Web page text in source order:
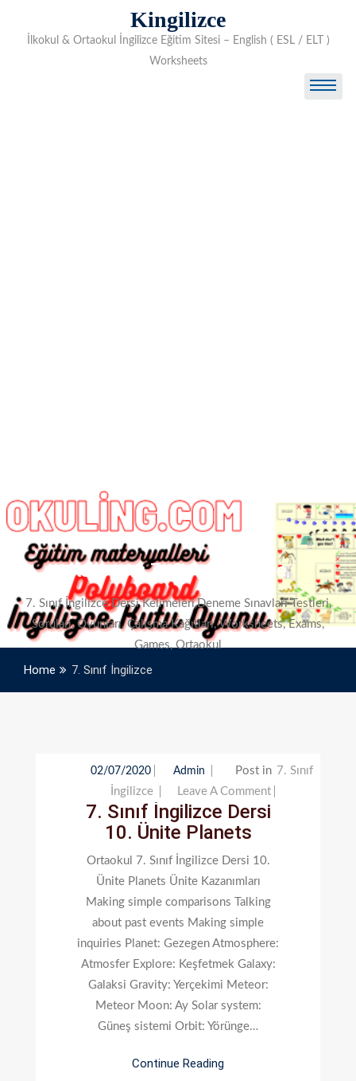
content
Kingilizce
İlkokul & Ortaokul İngilizce Eğitim Sitesi – English ( ESL / ELT )
Worksheets
Kategori:7. Sınıf İngilizce
7. Sınıf İngilizce Dersi Kelimeleri,Deneme Sınavları Testleri,
Soruları, Oyunları, Çalışma Kağıtları, Worksheets, Exams,
Games, Ortaokul
Home 7. Sınıf İngilizce
02/07/2020 Admin Post in 7. Sınıf
İngilizce
Leave A Comment
7. Sınıf İngilizce Dersi
10. Ünite Planets
Ortaokul 7. Sınıf İngilizce Dersi 10.
Ünite Planets Ünite Kazanımları
Making simple comparisons Talking
about past events Making simple
inquiries Planet: Gezegen Atmosphere:
Atmosfer Explore: Keşfetmek Galaxy:
Galaksi Gravity: Yerçekimi Meteor:
Meteor Moon: Ay Solar system:
Güneş sistemi Orbit: Yörünge…
Continue Reading